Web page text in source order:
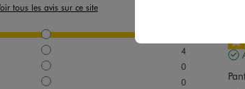
tous les avis sur ce site
4
0
0